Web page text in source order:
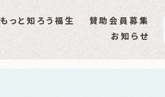
もっと知ろう福生
賛助会員募集
お知らせ